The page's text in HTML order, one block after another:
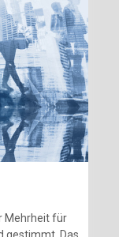
Mehrheit für
gestimmt. Das